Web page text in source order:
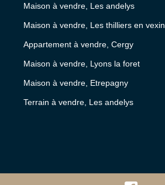
Maison à vendre, Les andelys
Maison à vendre, Les thilliers en vexin
Appartement à vendre, Cergy
Maison à vendre, Lyons la foret
Maison à vendre, Etrepagny
Terrain à vendre, Les andelys